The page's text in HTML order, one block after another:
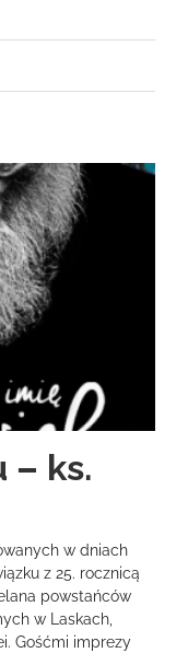
– ks.
w dniach
z 25. rocznicą
powstańców
w Laskach,
Gośćmi imprezy